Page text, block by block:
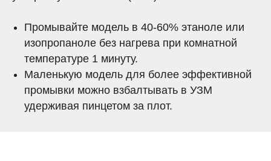
Промывайте модель в 40-60% этаноле или
изопропаноле без нагрева при комнатной
температуре 1 минуту.
Маленькую модель для более эффективной
промывки можно взбалтывать в УЗМ
удерживая пинцетом за плот.